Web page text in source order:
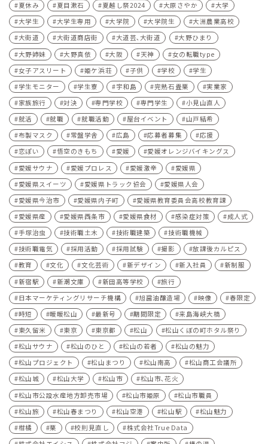
夏休み
夏目漱石 夏越し祭2024 大原さやか
大学
大学生
大学生専用 大学院 大学院生
大洲農業高校
大街道
大街道商店街 大道芸､大街道
大野ひまり
大野姉妹
大野真依 大阪 天神
女の転職type
女子アスリート
姫ケ浜荘 子供 学校
学生
学生モニター
学生寮 宇和島 完熟石畳栗
実業家
家族旅行
対決 専門学校 専門学生
小見山直人
就活
就職 就職活動 屋台イベント
山戸結希
布製マスク
常盤学舎 広島 応募者募集
応援
恋ぽい
悟空のきもち 愛媛
愛媛オレンジバイキングス
愛媛サウナ
愛媛プロレス 愛媛激辛
愛媛県
愛媛県スイーツ
愛媛県トラック協会
愛媛県人会
愛媛県今治市
愛媛県内子町
愛媛県教育委員会高校教育課
愛媛県産
愛媛県西条市 愛媛県食材 感染症対策
成人式
手塚治虫
技術職土木 技術職建築
技術職機械
技術職電気
採用活動 採用試験 撮影
放課後カルピス
教育
文化 文化芸術 新デザイン 新入社員
新制服
新宿駅
新潮文庫 新田高等学校
旅行
日本マーケティングリサーチ機構
旭醤油醸造場 映像
春限定
時短
暖暖松山 最新号 期間限定
来島海峡大橋
東久留米
東京 東京都 松山
松山くぼの町ホタル祭り
松山サウナ
松山のひと 松山の若者
松山の魅力
松山プロジェクト
松山まつり 松山南高
松山商工会議所
松山城
松山大学 松山市
松山市､花火
松山市公設水産地方卸売市場
松山市姫原
松山市職員
松山旅
松山春まつり 松山空港 松山駅
松山魅力
柑橘
栗 校則見直し
株式会社True Data